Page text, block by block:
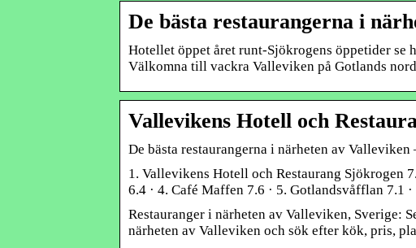
De bästa restaurangerna i
Hotellet öppet året runt-Sjökrogens öppetider
Välkomna till vackra Valleviken på Gotlands
Vallevikens Hotell och
De bästa restaurangerna i närheten av
1. Vallevikens Hotell och Restaurang Sjökrogen
6.4 · 4. Café Maffen 7.6 · 5. Gotlandsvåfflan 7.1 ·
Restauranger i närheten av Valleviken, Sverige:
närheten av Valleviken och sök efter kök, pris,